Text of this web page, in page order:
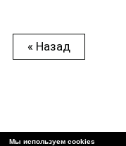
Мы используем cookies
« Назад